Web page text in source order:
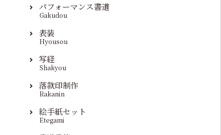
パフォーマンス書道
Gakudou
表装
Hyousou
写経
Shakyou
落款印制作
Rakanin
絵手紙セット
Etegami